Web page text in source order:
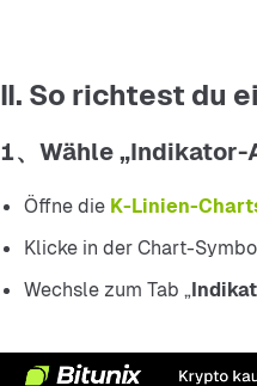
II. So richtest du
1、Wähle „Indikator-
Öffne die K-Linien-
Klicke in der Chart-
Wechsle zum Tab „